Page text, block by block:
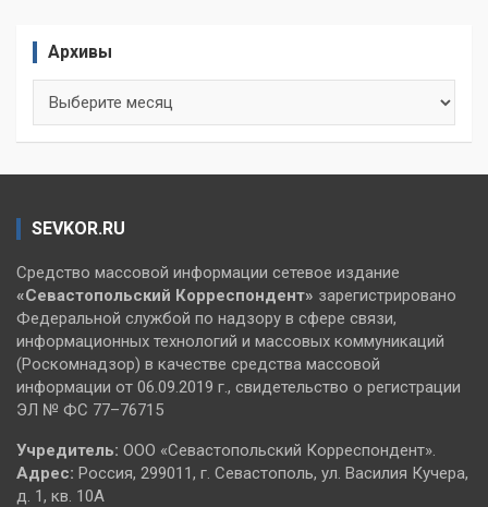
Архивы
SEVKOR.RU
Средство массовой информации сетевое издание
«Севастопольский Корреспондент» зарегистрировано
Федеральной службой по надзору в сфере связи,
информационных технологий и массовых коммуникаций
(Роскомнадзор) в качестве средства массовой
информации от 06.09.2019 г., свидетельство о регистрации
ЭЛ № ФС 77–76715
Учредитель: ООО «Севастопольский Корреспондент».
Адрес: Россия, 299011, г. Севастополь, ул. Василия Кучера,
д. 1, кв. 10А